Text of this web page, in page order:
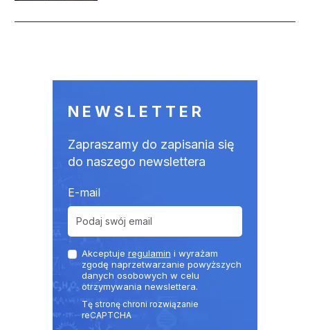
NEWSLETTER
Zapraszamy do zapisania się
do naszego newslettera
E-mail
Akceptuje regulamin i wyrażam
zgodę naprzetwarzanie powyższych
danych osobowych w celu
otrzymywania newslettera.